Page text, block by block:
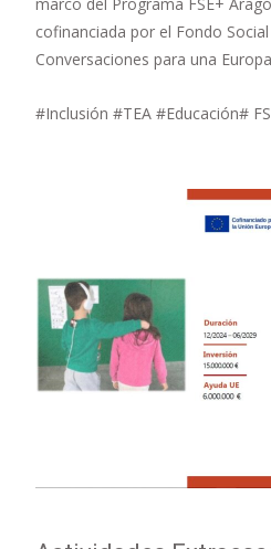
cofinanciada por el Fondo
Conversaciones para una
#Inclusión #TEA #Educación#